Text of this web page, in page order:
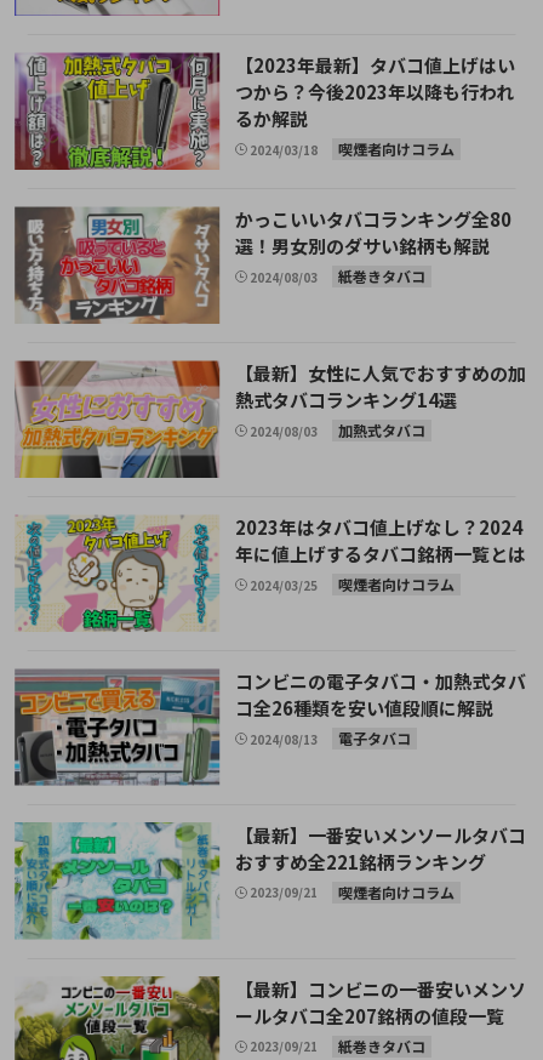
【2023年最新】タバコ値上げはい
つから？今後2023年以降も行われ
るか解説
2024/03/18 喫煙者向けコラム
かっこいいタバコランキング全80
選！男女別のダサい銘柄も解説
2024/08/03 紙巻きタバコ
【最新】女性に人気でおすすめの加
熱式タバコランキング14選
2024/08/03 加熱式タバコ
2023年はタバコ値上げなし？2024
年に値上げするタバコ銘柄一覧とは
2024/03/25 喫煙者向けコラム
コンビニの電子タバコ・加熱式タバ
コ全26種類を安い値段順に解説
2024/08/13 電子タバコ
【最新】一番安いメンソールタバコ
おすすめ全221銘柄ランキング
2023/09/21 喫煙者向けコラム
【最新】コンビニの一番安いメンソ
ールタバコ全207銘柄の値段一覧
2023/09/21 紙巻きタバコ